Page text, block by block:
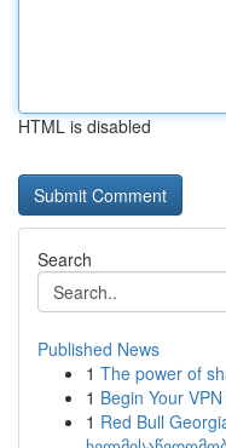
HTML is disabled
Search
Published News
1 The power of
1 Begin Your
1 Red Bull